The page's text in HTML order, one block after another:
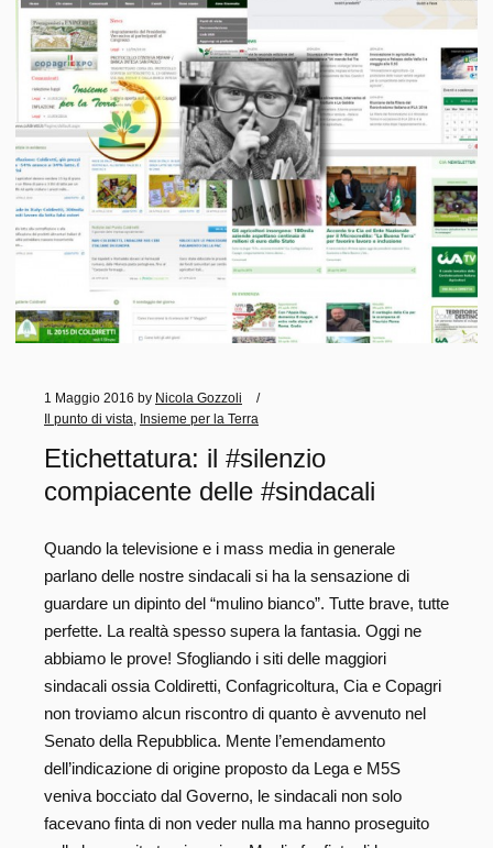
1 Maggio 2016 by Nicola Gozzoli
Il punto di vista
Insieme per la Terra
Etichettatura: il #silenzio
compiacente delle #sindacali
Quando la televisione e i mass media in generale
parlano delle nostre sindacali si ha la sensazione di
guardare un dipinto del “mulino bianco”. Tutte brave, tutte
perfette. La realtà spesso supera la fantasia. Oggi ne
abbiamo le prove! Sfogliando i siti delle maggiori
sindacali ossia Coldiretti, Confagricoltura, Cia e Copagri
non troviamo alcun riscontro di quanto è avvenuto nel
Senato della Repubblica. Mente l’emendamento
dell’indicazione di origine proposto da Lega e M5S
veniva bocciato dal Governo, le sindacali non solo
facevano finta di non veder nulla ma hanno proseguito